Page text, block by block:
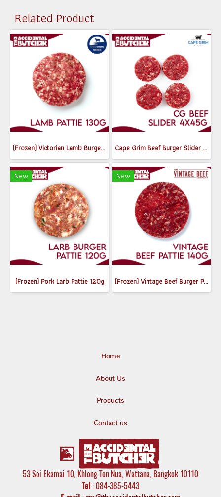
Related Product
(Frozen) Victorian Lamb Burger Pattie 130g Cape Grim Beef Burger Slider Pattie (4 pcs)
New
(Frozen) Pork Larb Pattie 120g
New
(Frozen) Vintage Beef Burger Pattie 140g
Home
About Us
Products
Contact us
53 Soi Ekamai 10, Khlong Ton Nua, Wattana, Bangkok 10110
Tel : 084-385-5443